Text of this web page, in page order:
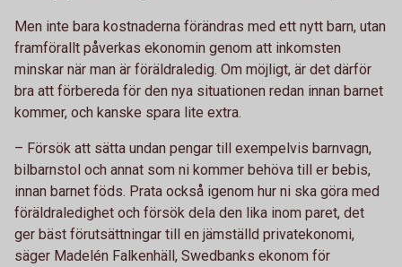
Men inte bara kostnaderna förändras med ett nytt barn, utan
framförallt påverkas ekonomin genom att inkomsten
minskar när man är föräldraledig. Om möjligt, är det därför
bra att förbereda för den nya situationen redan innan barnet
kommer, och kanske spara lite extra.
– Försök att sätta undan pengar till exempelvis barnvagn,
bilbarnstol och annat som ni kommer behöva till er bebis,
innan barnet föds. Prata också igenom hur ni ska göra med
föräldraledighet och försök dela den lika inom paret, det
ger bäst förutsättningar till en jämställd privatekonomi,
säger Madelén Falkenhäll, Swedbanks ekonom för